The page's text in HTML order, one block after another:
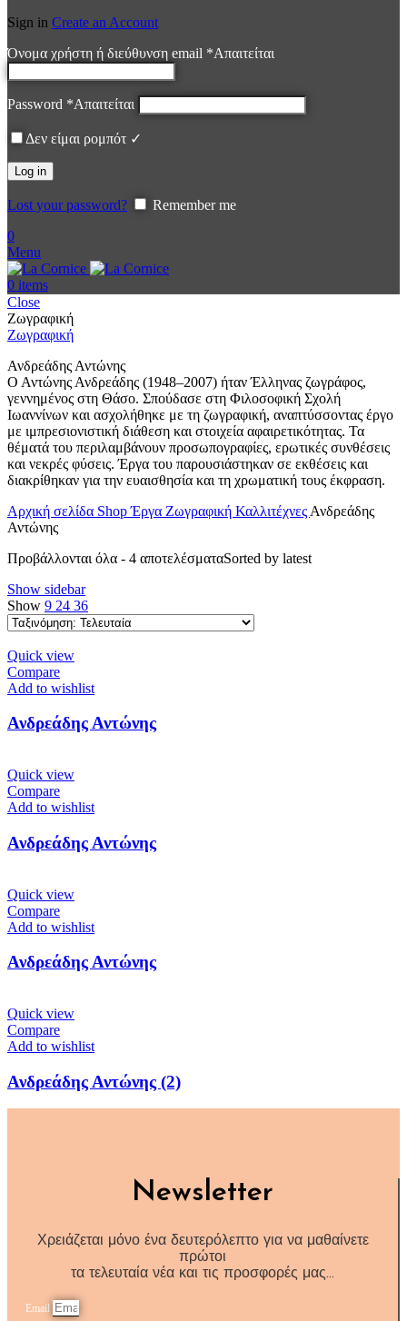
Sign in Create an Account
Όνομα χρήστη ή διεύθυνση email *Απαιτείται
Password *Απαιτείται
Δεν είμαι ρομπότ ✓
Log in
Lost your password?
Remember me
0
Menu
0 items
Close
Ζωγραφική
Ζωγραφική
Ανδρεάδης Αντώνης
Ο Αντώνης Ανδρεάδης (1948–2007) ήταν Έλληνας ζωγράφος,
γεννημένος στη Θάσο. Σπούδασε στη Φιλοσοφική Σχολή
Ιωαννίνων και ασχολήθηκε με τη ζωγραφική, αναπτύσσοντας έργο
με ιμπρεσιονιστική διάθεση και στοιχεία αφαιρετικότητας. Τα
θέματά του περιλαμβάνουν προσωπογραφίες, ερωτικές συνθέσεις
και νεκρές φύσεις. Έργα του παρουσιάστηκαν σε εκθέσεις και
διακρίθηκαν για την ευαισθησία και τη χρωματική τους έκφραση.
Αρχική σελίδα ShopΈργα Ζωγραφική Καλλιτέχνες Ανδρεάδης
Αντώνης
Προβάλλονται όλα - 4 αποτελέσματαSorted by latest
Show sidebar
Show 9 24 36
Quick view
Compare
Add to wishlist
Ανδρεάδης Αντώνης
Quick view
Compare
Add to wishlist
Ανδρεάδης Αντώνης
Quick view
Compare
Add to wishlist
Ανδρεάδης Αντώνης
Quick view
Compare
Add to wishlist
Ανδρεάδης Αντώνης (2)
Newsletter
Χρειάζεται μόνο ένα δευτερόλεπτο για να μαθαίνετε
πρώτοι
τα τελευταία νέα και τις προσφορές μας…
Email